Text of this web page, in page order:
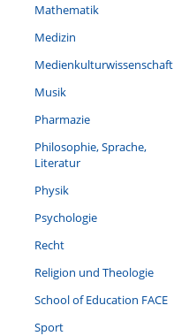
Mathematik
Medizin
Medienkulturwissenschaft
Musik
Pharmazie
Philosophie, Sprache,
Literatur
Physik
Psychologie
Recht
Religion und Theologie
School of Education FACE
Sport